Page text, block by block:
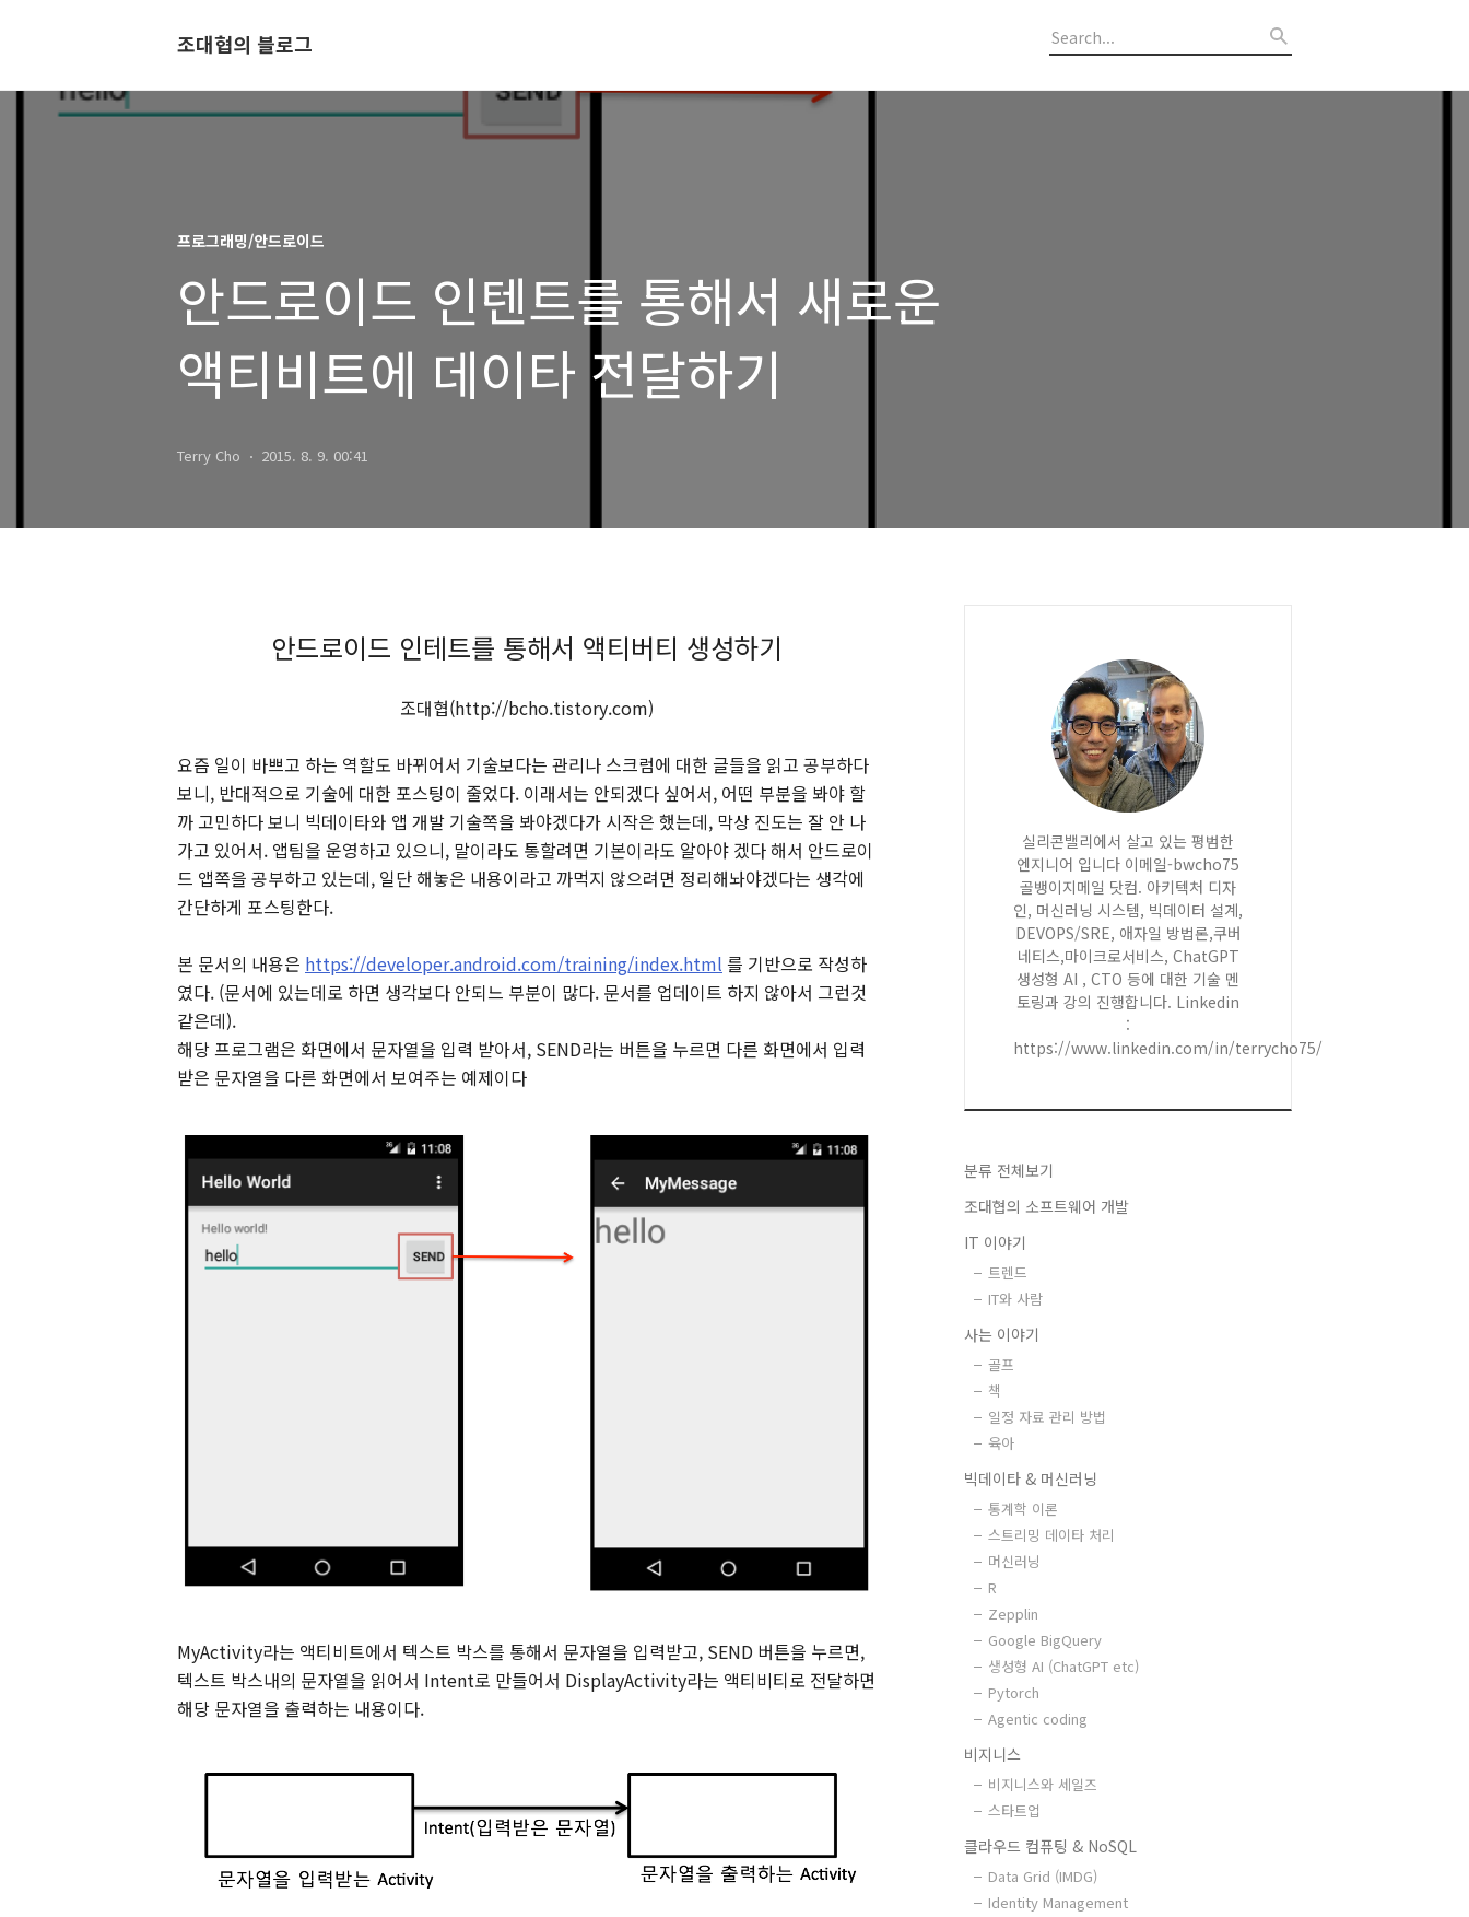
조대협의 블로그
프로그래밍/안드로이드
안드로이드 인텐트를 통해서 새로운
액티비트에 데이타 전달하기
Terry Cho 2015. 8. 9. 00:41
안드로이드 인테트를 통해서 액티버티 생성하기
조대협(http://bcho.tistory.com)
요즘 일이 바쁘고 하는 역할도 바뀌어서 기술보다는 관리나 스크럼에 대한 글들을 읽고 공부하다
보니, 반대적으로 기술에 대한 포스팅이 줄었다. 이래서는 안되겠다 싶어서, 어떤 부분을 봐야 할
까 고민하다 보니 빅데이타와 앱 개발 기술쪽을 봐야겠다가 시작은 했는데, 막상 진도는 잘 안 나
가고 있어서. 앱팀을 운영하고 있으니, 말이라도 통할려면 기본이라도 알아야 겠다 해서 안드로이
드 앱쪽을 공부하고 있는데, 일단 해놓은 내용이라고 까먹지 않으려면 정리해놔야겠다는 생각에
간단하게 포스팅한다.
본 문서의 내용은 https://developer.android.com/training/index.html 를 기반으로 작성하
였다. (문서에 있는데로 하면 생각보다 안되느 부분이 많다. 문서를 업데이트 하지 않아서 그런것
같은데).
해당 프로그램은 화면에서 문자열을 입력 받아서, SEND라는 버튼을 누르면 다른 화면에서 입력
받은 문자열을 다른 화면에서 보여주는 예제이다
MyActivity라는 액티비트에서 텍스트 박스를 통해서 문자열을 입력받고, SEND 버튼을 누르면,
텍스트 박스내의 문자열을 읽어서 Intent로 만들어서 DisplayActivity라는 액티비티로 전달하면
해당 문자열을 출력하는 내용이다.
실리콘밸리에서 살고 있는 평범한
엔지니어 입니다 이메일-bwcho75
골뱅이지메일 닷컴. 아키텍처 디자
인, 머신러닝 시스템, 빅데이터 설계,
DEVOPS/SRE, 애자일 방법론,쿠버
네티스,마이크로서비스, ChatGPT
생성형 AI , CTO 등에 대한 기술 멘
토링과 강의 진행합니다. Linkedin
:
https://www.linkedin.com/in/terrycho75/
분류 전체보기
조대협의 소프트웨어 개발
IT 이야기
트렌드
IT와 사람
사는 이야기
골프
책
일정 자료 관리 방법
육아
빅데이타 & 머신러닝
통계학 이론
스트리밍 데이타 처리
머신러닝
R
Zepplin
Google BigQuery
생성형 AI (ChatGPT etc)
Pytorch
Agentic coding
비지니스
비지니스와 세일즈
스타트업
클라우드 컴퓨팅 & NoSQL
Data Grid (IMDG)
Identity Management